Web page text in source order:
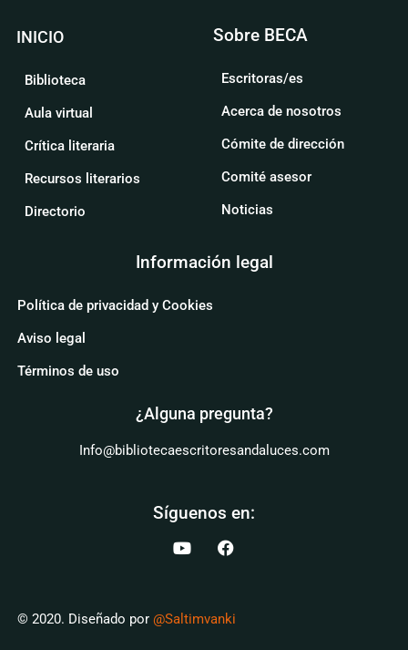
INICIO
Biblioteca
Aula virtual
Crítica literaria
Recursos literarios
Directorio
Sobre BECA
Escritoras/es
Acerca de nosotros
Cómite de dirección
Comité asesor
Noticias
Información legal
Política de privacidad y Cookies
Aviso legal
Términos de uso
¿Alguna pregunta?
Info@bibliotecaescritoresandaluces.com
© 2020. Diseñado por @Saltimvanki
Síguenos en: